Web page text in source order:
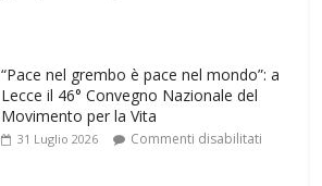
Life on air: in ascolto per la vita
26 Luglio 2026 Commenti disabilitati